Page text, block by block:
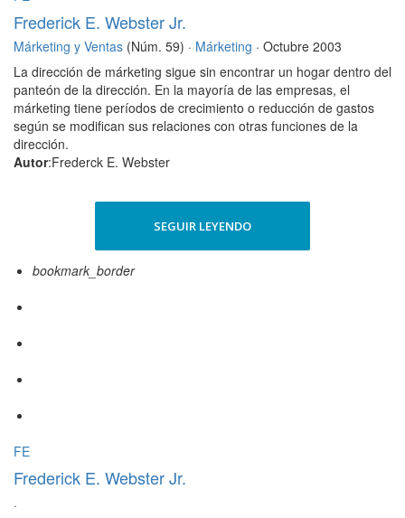
Frederick E. Webster Jr.
Márketing y Ventas (Núm. 59) · Márketing · Octubre 2003
La dirección de márketing sigue sin encontrar un hogar dentro del
panteón de la dirección. En la mayoría de las empresas, el
márketing tiene períodos de crecimiento o reducción de gastos
según se modifican sus relaciones con otras funciones de la
dirección.
Autor:Frederck E. Webster
SEGUIR LEYENDO
bookmark_border
FE
Frederick E. Webster Jr.
·